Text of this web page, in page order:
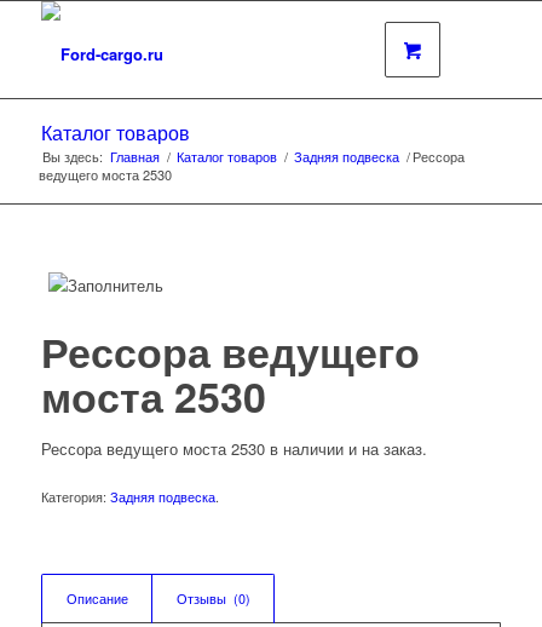
Каталог товаров
Вы здесь: Главная / Каталог товаров / Задняя подвеска / Рессора
ведущего моста 2530
Рессора ведущего
моста 2530
Рессора ведущего моста 2530 в наличии и на заказ.
Категория: Задняя подвеска.
Описание Отзывы  (0)